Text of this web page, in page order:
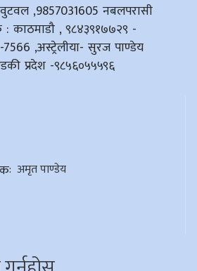
,9857031605 नबलपरासी
काठमाडौ , ९८४३९१७७२९ -
,अस्ट्रेलीया- सुरज पाण्डेय
प्रदेश -९८५६०५५५९६
: अमृत पाण्डेय